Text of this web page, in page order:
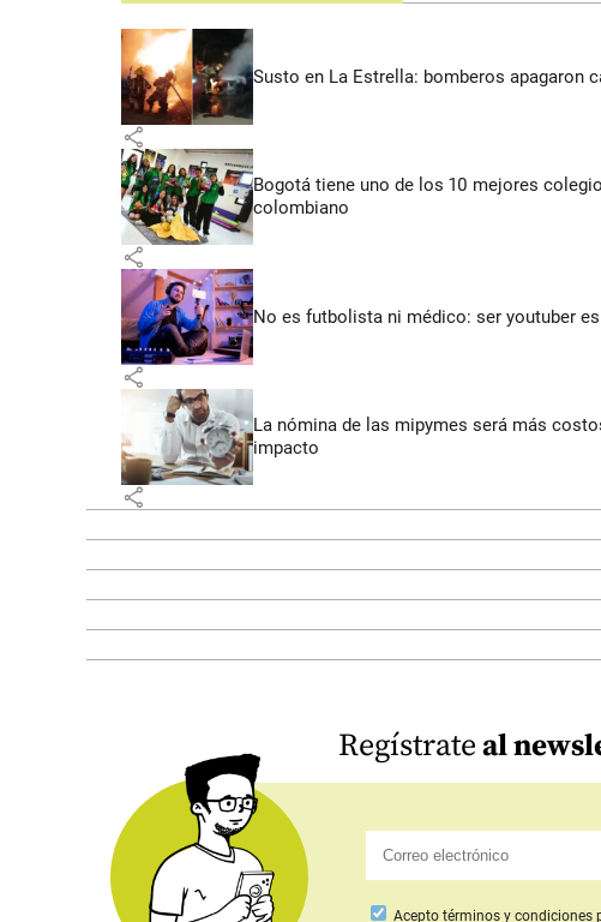
Susto en La Estrella: bomberos apagaron
share
Bogotá tiene uno de los 10 mejores
colombiano
share
No es futbolista ni médico: ser youtuber
share
La nómina de las mipymes será más
impacto
share
Regístrateal
Acepto términos y condiciones